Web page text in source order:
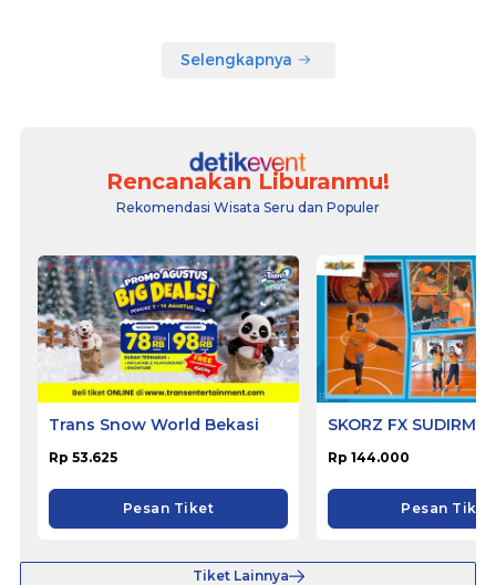
Selengkapnya
Rencanakan Liburanmu!
Rekomendasi Wisata Seru dan Populer
Trans Snow World Bekasi
Rp 53.625
Pesan Tiket
SKORZ FX
Rp 144.000
Pesan Tiket
Tiket Lainnya